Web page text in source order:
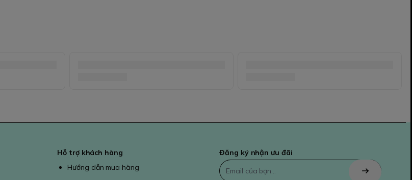
Hỗ trợ khách hàng
Hướng dẫn mua hàng
Đăng ký nhận ưu đãi